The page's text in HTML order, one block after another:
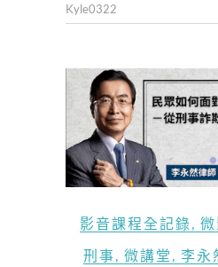
Kyle0322
影音課程全記錄,
刑事, 微講堂 , 李永